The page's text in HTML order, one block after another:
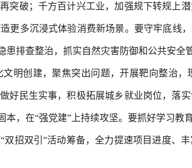
突破；千方百计兴工业，加强规下转规上
多沉浸式体验消费新场景。要守牢底线
排查整治，抓实自然灾害防御和公共安全
明创建，聚焦突出问题，开展靶向整治
好民生实事，积极拓展城乡就业岗位，落
，在“强党建”上持续攻坚。要抓好学习教
招双引”活动筹备，全力提速项目进度、